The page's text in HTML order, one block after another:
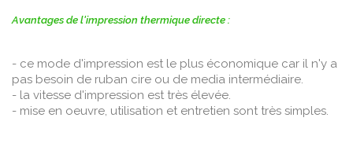
Avantages de l'impression thermique directe :
- ce mode d'impression est le plus économique car il n'y a
pas besoin de ruban cire ou de media intermédiaire.
- la vitesse d'impression est très élevée.
- mise en oeuvre, utilisation et entretien sont très simples.